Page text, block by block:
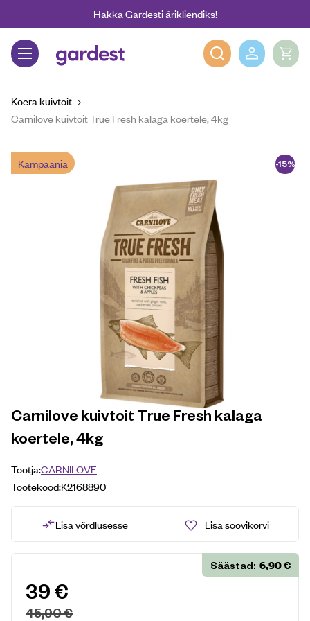
Liigu edasi põhisisu juurdeHakka Gardesti ärikliendiks!
Gardest
Koera kuivtoit
Carnilove kuivtoit True Fresh kalaga koertele, 4kg
-15%
Kampaania
Carnilove kuivtoit True Fresh kalaga
koertele, 4kg
Tootja:CARNILOVE
Tootekood:K2168890
Lisa võrdlusesse Lisa soovikorvi
39€
45,90€
Säästad: 6,90€